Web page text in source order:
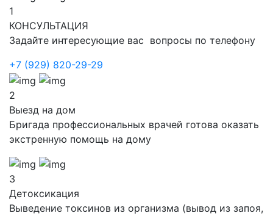
1
КОНСУЛЬТАЦИЯ
Задайте интересующие вас вопросы по телефону
+7 (929) 820-29-29
2
Выезд на дом
Бригада профессиональных врачей готова оказать
экстренную помощь на дому
3
Детоксикация
Выведение токсинов из организма (вывод из запоя,